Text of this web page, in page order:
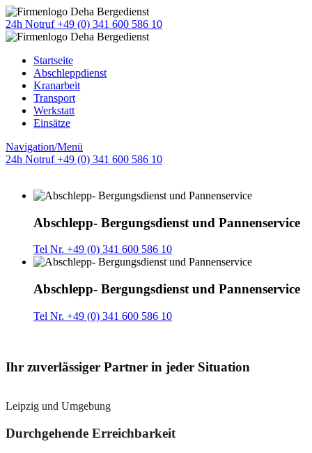
24h Notruf +49 (0) 341 600 586 10
Startseite
Abschleppdienst
Kranarbeit
Transport
Werkstatt
Einsätze
Navigation/Menü
24h Notruf +49 (0) 341 600 586 10
Abschlepp- Bergungsdienst und Pannenservice
Tel Nr. +49 (0) 341 600 586 10
Abschlepp- Bergungsdienst und Pannenservice
Tel Nr. +49 (0) 341 600 586 10
Ihr zuverlässiger Partner in jeder Situation
Leipzig und Umgebung
Durchgehende Erreichbarkeit